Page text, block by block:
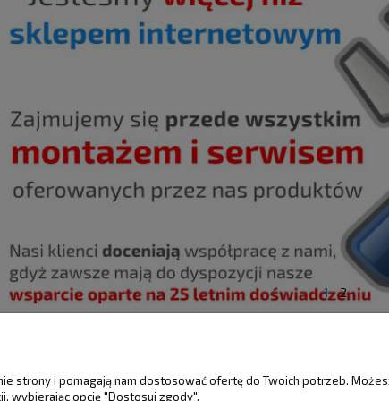
1 2
MOJE KONTO GWARANCJA
strony i pomagają nam dostosować ofertę do Twoich potrzeb.
wybierając opcję "Dostosuj zgody".